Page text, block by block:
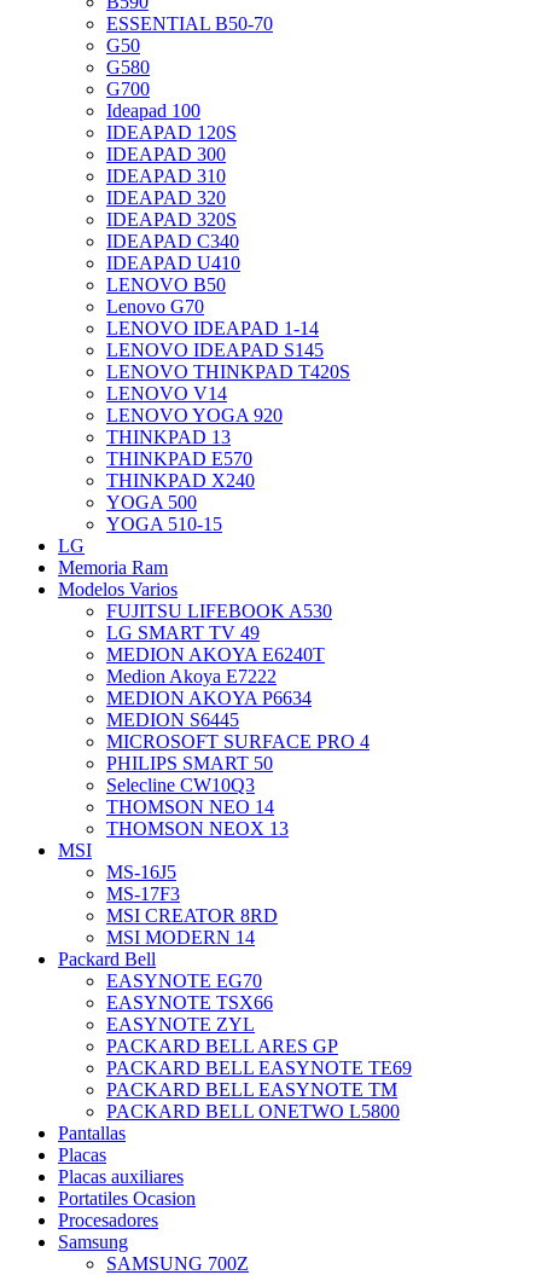
ESSENTIAL B50-70
G50
G580
G700
Ideapad 100
IDEAPAD 120S
IDEAPAD 300
IDEAPAD 310
IDEAPAD 320
IDEAPAD 320S
IDEAPAD C340
IDEAPAD U410
LENOVO B50
Lenovo G70
LENOVO IDEAPAD 1-14
LENOVO IDEAPAD S145
LENOVO THINKPAD T420S
LENOVO V14
LENOVO YOGA 920
THINKPAD 13
THINKPAD E570
THINKPAD X240
YOGA 500
YOGA 510-15
LG
Memoria Ram
Modelos Varios
FUJITSU LIFEBOOK A530
LG SMART TV 49
MEDION AKOYA E6240T
Medion Akoya E7222
MEDION AKOYA P6634
MEDION S6445
MICROSOFT SURFACE PRO 4
PHILIPS SMART 50
Selecline CW10Q3
THOMSON NEO 14
THOMSON NEOX 13
MSI
MS-16J5
MS-17F3
MSI CREATOR 8RD
MSI MODERN 14
Packard Bell
EASYNOTE EG70
EASYNOTE TSX66
EASYNOTE ZYL
PACKARD BELL ARES GP
PACKARD BELL EASYNOTE TE69
PACKARD BELL EASYNOTE TM
PACKARD BELL ONETWO L5800
Pantallas
Placas
Placas auxiliares
Portatiles Ocasion
Procesadores
Samsung
SAMSUNG 700Z